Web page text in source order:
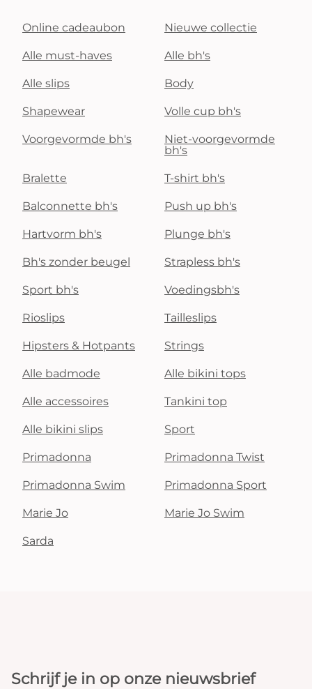
Online cadeaubon Nieuwe collectie
Alle must-haves Alle bh's
Alle slips Body
Shapewear Volle cup bh's
Voorgevormde bh's
Niet-voorgevormde
bh's
Bralette T-shirt bh's
Balconnette bh's Push up bh's
Hartvorm bh's Plunge bh's
Bh's zonder beugel Strapless bh's
Sport bh's Voedingsbh's
Rioslips Tailleslips
Hipsters & Hotpants Strings
Alle badmode Alle bikini tops
Alle accessoires Tankini top
Alle bikini slips Sport
Primadonna Primadonna Twist
Primadonna Swim Primadonna Sport
Marie Jo Marie Jo Swim
Sarda
Schrijf je in op onze nieuwsbrief